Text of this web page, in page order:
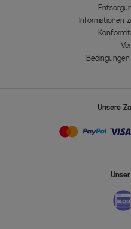
Informationen
Unsere